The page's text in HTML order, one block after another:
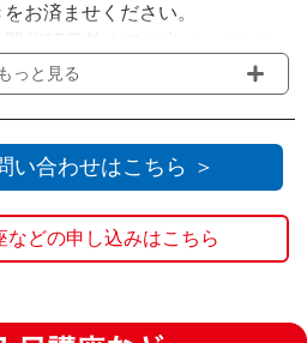
お済ませください。
切までに選択されたコンビニ
します。
ックください。
お客様都合によるご欠席・キ
は致しかねます。
もっと見る
い合わせはこちら ＞
などの申し込みはこちら